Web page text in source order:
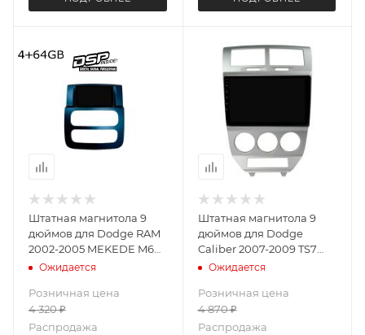
Штатная магнитола 9
дюймов для Dodge RAM
2002-2005 MEKEDE M6
Pro 5998-5683 Android 13
Ожидается
Розничная цена
4 320₽
Распродажа
Штатная магнитола 9
дюймов для Dodge
Caliber 2007-2009 TS7
LeTrun 5997-6201 Android
Ожидается
Розничная цена
4 870₽
Распродажа